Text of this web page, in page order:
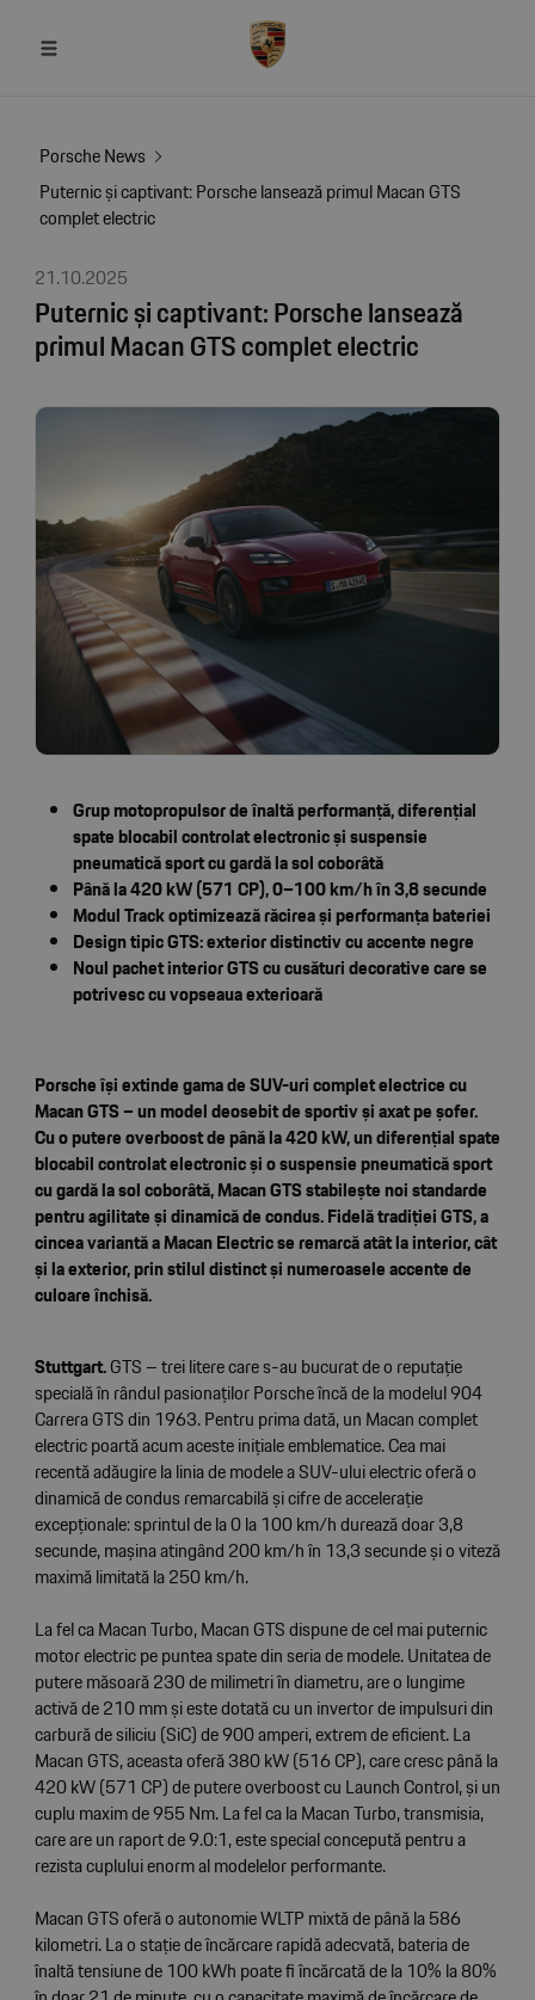
Porsche News
Puternic și captivant: Porsche lansează primul Macan GTS
complet electric
21.10.2025
Puternic și captivant: Porsche lansează
primul Macan GTS complet electric
Grup motopropulsor de înaltă performanță, diferențial
spate blocabil controlat electronic și suspensie
pneumatică sport cu gardă la sol coborâtă
Până la 420 kW (571 CP), 0–100 km/h în 3,8 secunde
Modul Track optimizează răcirea și performanța bateriei
Design tipic GTS: exterior distinctiv cu accente negre
Noul pachet interior GTS cu cusături decorative care se
potrivesc cu vopseaua exterioară
Porsche își extinde gama de SUV-uri complet electrice cu
Macan GTS – un model deosebit de sportiv și axat pe șofer.
Cu o putere overboost de până la 420 kW, un diferențial spate
blocabil controlat electronic și o suspensie pneumatică sport
cu gardă la sol coborâtă, Macan GTS stabilește noi standarde
pentru agilitate și dinamică de condus. Fidelă tradiției GTS, a
cincea variantă a Macan Electric se remarcă atât la interior, cât
și la exterior, prin stilul distinct și numeroasele accente de
culoare închisă.
Stuttgart.GTS – trei litere care s-au bucurat de o reputație
specială în rândul pasionaților Porsche încă de la modelul 904
Carrera GTS din 1963. Pentru prima dată, un Macan complet
electric poartă acum aceste inițiale emblematice. Cea mai
recentă adăugire la linia de modele a SUV-ului electric oferă o
dinamică de condus remarcabilă și cifre de accelerație
excepționale: sprintul de la 0 la 100 km/h durează doar 3,8
secunde, mașina atingând 200 km/h în 13,3 secunde și o viteză
maximă limitată la 250 km/h.
La fel ca Macan Turbo, Macan GTS dispune de cel mai puternic
motor electric pe puntea spate din seria de modele. Unitatea de
putere măsoară 230 de milimetri în diametru, are o lungime
activă de 210 mm și este dotată cu un invertor de impulsuri din
carbură de siliciu (SiC) de 900 amperi, extrem de eficient. La
Macan GTS, aceasta oferă 380 kW (516 CP), care cresc până la
420 kW (571 CP) de putere overboost cu Launch Control, și un
cuplu maxim de 955 Nm. La fel ca la Macan Turbo, transmisia,
care are un raport de 9.0:1, este special concepută pentru a
rezista cuplului enorm al modelelor performante.
Macan GTS oferă o autonomie WLTP mixtă de până la 586
kilometri. La o stație de încărcare rapidă adecvată, bateria de
înaltă tensiune de 100 kWh poate fi încărcată de la 10% la 80%